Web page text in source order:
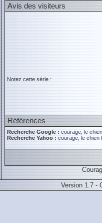
Avis des visiteurs
Notez cette série :
Références
Recherche Google : courage, le
Recherche Yahoo : courage, le chien
Version 1.7 -